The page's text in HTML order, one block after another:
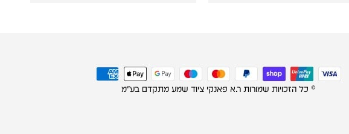
© כל הזכויות שמורות ר.א פאנקי ציוד שמע מתקדם בע"מ